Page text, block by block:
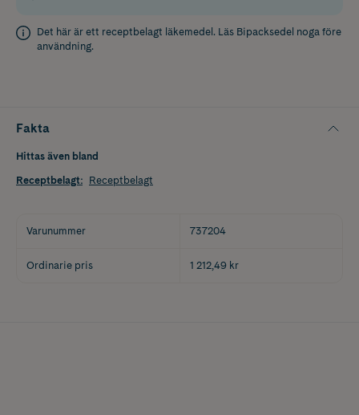
Det här är ett receptbelagt läkemedel. Läs Bipacksedel noga före
användning.
Fakta
Hittas även bland
Receptbelagt: Receptbelagt
Varunummer 737204
Ordinarie pris 1 212,49 kr